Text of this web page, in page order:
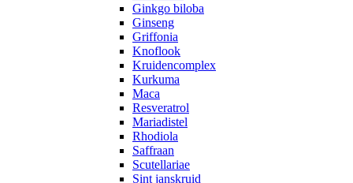
Ginkgo biloba
Ginseng
Griffonia
Knoflook
Kruidencomplex
Kurkuma
Maca
Resveratrol
Mariadistel
Rhodiola
Saffraan
Scutellariae
Sint janskruid